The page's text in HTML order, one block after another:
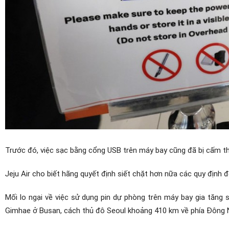
Trước đó, việc sạc bằng cổng USB trên máy bay cũng đã bị cấm
Jeju Air cho biết hãng quyết định siết chặt hơn nữa các quy định
Mối lo ngại về việc sử dụng pin dự phòng trên máy bay gia
Gimhae ở Busan, cách thủ đô Seoul khoảng 410 km về phía Đông